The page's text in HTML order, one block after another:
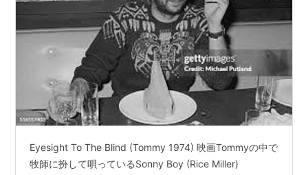
Eyesight To The Blind (Tommy 1974) 映画Tommyの中で
牧師に扮して唄っているSonny Boy (Rice Miller)